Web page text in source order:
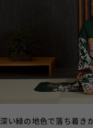
深い緑の地色で落ち着き